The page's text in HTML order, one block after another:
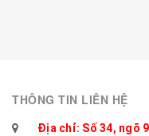
THÔNG TIN LIÊN HỆ
Địa chỉ: Số 34, ngõ